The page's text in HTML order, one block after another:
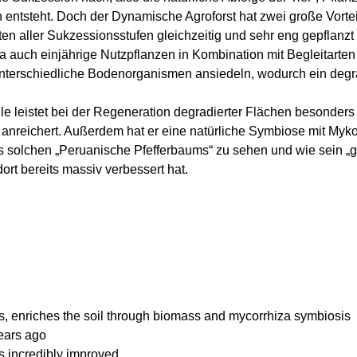
Doch der Dynamische Agroforst hat zwei große
aller Sukzessionsstufen gleichzeitig und sehr eng
auch einjährige Nutzpflanzen in Kombination mit
Bodenorganismen ansiedeln, wodurch ein
leistet bei der Regeneration degradierter Flächen
Außerdem hat er eine natürliche Symbiose mit
„Peruanische Pfefferbaums“ zu sehen und wie sein
bereits massiv verbessert hat.
enriches the soil through biomass and mycorrhiza symbiosis
ago
incredibly improved